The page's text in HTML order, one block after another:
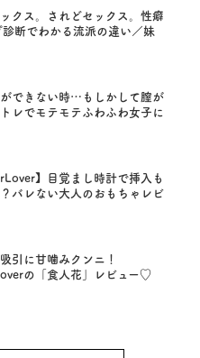
クス。されどセックス。性癖
診断でわかる流派の違い／妹
できない時…もしかして膣が
レでモテモテふわふわ女子に
】目覚まし時計で挿入も
バレない大人のおもちゃレビ
引に甘噛みクンニ！
の「食人花」レビュー♡